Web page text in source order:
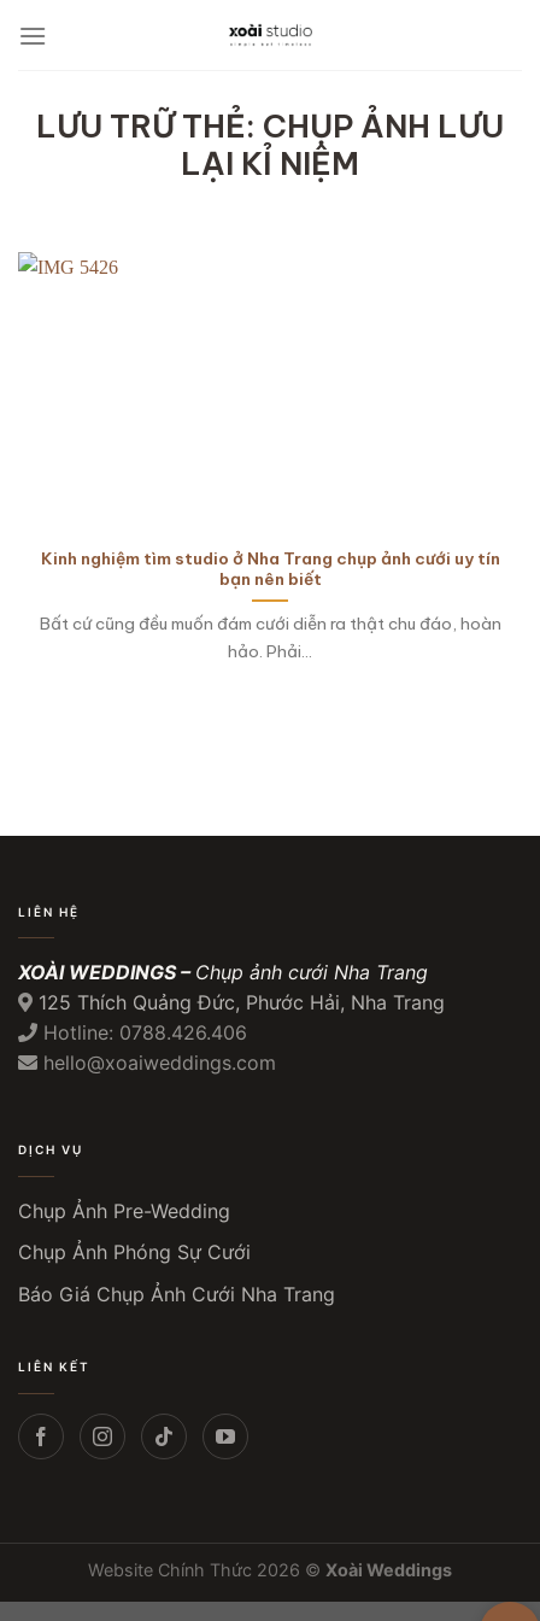
qua
LƯU TRỮ THẺ: CHỤP ẢNH LƯU
LẠI KỈ NIỆM
Kinh nghiệm tìm studio ở Nha Trang chụp ảnh cưới uy tín
bạn nên biết
Bất cứ cũng đều muốn đám cưới diễn ra thật chu đáo, hoàn
hảo. Phải...
LIÊN HỆ
XOÀI WEDDINGS – Chụp ảnh cưới Nha Trang
125 Thích Quảng Đức, Phước Hải, Nha Trang
Hotline: 0788.426.406
hello@xoaiweddings.com
DỊCH VỤ
Chụp Ảnh Pre-Wedding
Chụp Ảnh Phóng Sự Cưới
Báo Giá Chụp Ảnh Cưới Nha Trang
LIÊN KẾT
Website Chính Thức 2026 © Xoài Weddings